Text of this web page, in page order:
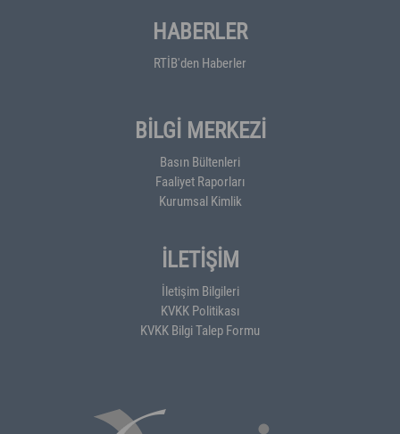
HABERLER
RTİB'den Haberler
BİLGİ MERKEZİ
Basın Bültenleri
Faaliyet Raporları
Kurumsal Kimlik
İLETİŞİM
İletişim Bilgileri
KVKK Politikası
KVKK Bilgi Talep Formu